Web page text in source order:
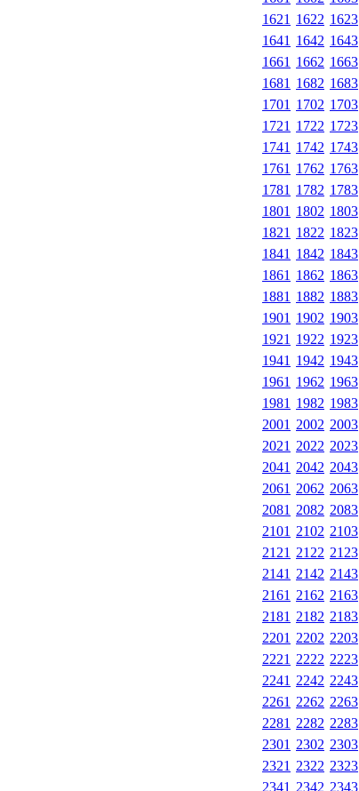
1621 1622 1623
1641 1642 1643
1661 1662 1663
1681 1682 1683
1701 1702 1703
1721 1722 1723
1741 1742 1743
1761 1762 1763
1781 1782 1783
1801 1802 1803
1821 1822 1823
1841 1842 1843
1861 1862 1863
1881 1882 1883
1901 1902 1903
1921 1922 1923
1941 1942 1943
1961 1962 1963
1981 1982 1983
2001 2002 2003
2021 2022 2023
2041 2042 2043
2061 2062 2063
2081 2082 2083
2101 2102 2103
2121 2122 2123
2141 2142 2143
2161 2162 2163
2181 2182 2183
2201 2202 2203
2221 2222 2223
2241 2242 2243
2261 2262 2263
2281 2282 2283
2301 2302 2303
2321 2322 2323
2341 2342 2343